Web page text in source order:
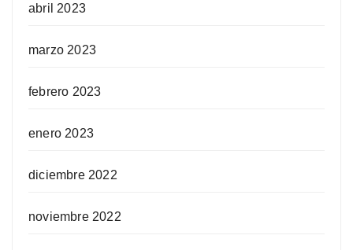
abril 2023
marzo 2023
febrero 2023
enero 2023
diciembre 2022
noviembre 2022